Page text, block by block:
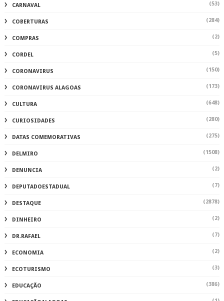
CARNAVAL (53)
COBERTURAS (284)
COMPRAS (2)
CORDEL (5)
CORONAVIRUS (150)
CORONAVIRUS ALAGOAS (173)
CULTURA (648)
CURIOSIDADES (280)
DATAS COMEMORATIVAS (275)
DELMIRO (1508)
DENUNCIA (2)
DEPUTADOESTADUAL (7)
DESTAQUE (2878)
DINHEIRO (2)
DR.RAFAEL (7)
ECONOMIA (2)
ECOTURISMO (3)
EDUCAÇÃO (386)